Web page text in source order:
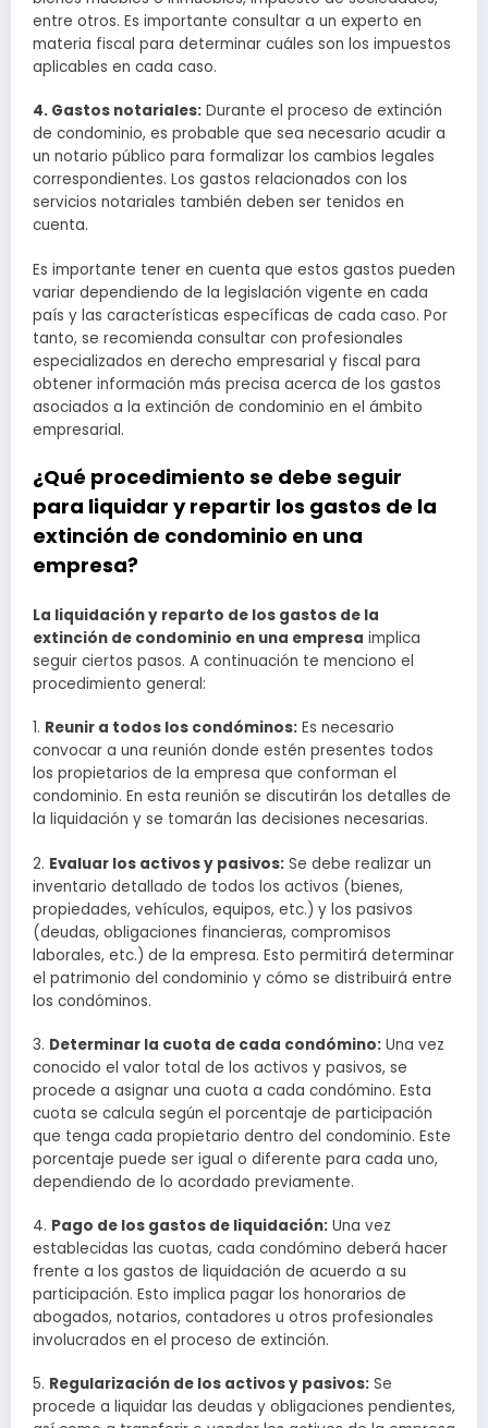
entre otros. Es importante consultar a un experto en
materia fiscal para determinar cuáles son los impuestos
aplicables en cada caso.
4. Gastos notariales: Durante el proceso de extinción
de condominio, es probable que sea necesario acudir a
un notario público para formalizar los cambios legales
correspondientes. Los gastos relacionados con los
servicios notariales también deben ser tenidos en
cuenta.
Es importante tener en cuenta que estos gastos pueden
variar dependiendo de la legislación vigente en cada
país y las características específicas de cada caso. Por
tanto, se recomienda consultar con profesionales
especializados en derecho empresarial y fiscal para
obtener información más precisa acerca de los gastos
asociados a la extinción de condominio en el ámbito
empresarial.
¿Qué procedimiento se debe seguir
para liquidar y repartir los gastos de la
extinción de condominio en una
empresa?
La liquidación y reparto de los gastos de la
extinción de condominio en una empresa implica
seguir ciertos pasos. A continuación te menciono el
procedimiento general:
1. Reunir a todos los condóminos: Es necesario
convocar a una reunión donde estén presentes todos
los propietarios de la empresa que conforman el
condominio. En esta reunión se discutirán los detalles de
la liquidación y se tomarán las decisiones necesarias.
2. Evaluar los activos y pasivos: Se debe realizar un
inventario detallado de todos los activos (bienes,
propiedades, vehículos, equipos, etc.) y los pasivos
(deudas, obligaciones financieras, compromisos
laborales, etc.) de la empresa. Esto permitirá determinar
el patrimonio del condominio y cómo se distribuirá entre
los condóminos.
3. Determinar la cuota de cada condómino: Una vez
conocido el valor total de los activos y pasivos, se
procede a asignar una cuota a cada condómino. Esta
cuota se calcula según el porcentaje de participación
que tenga cada propietario dentro del condominio. Este
porcentaje puede ser igual o diferente para cada uno,
dependiendo de lo acordado previamente.
4. Pago de los gastos de liquidación: Una vez
establecidas las cuotas, cada condómino deberá hacer
frente a los gastos de liquidación de acuerdo a su
participación. Esto implica pagar los honorarios de
abogados, notarios, contadores u otros profesionales
involucrados en el proceso de extinción.
5. Regularización de los activos y pasivos: Se
procede a liquidar las deudas y obligaciones pendientes,